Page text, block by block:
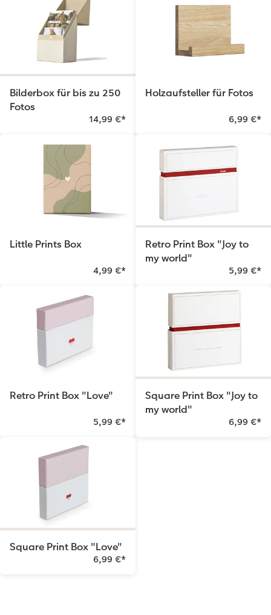
Bilderbox für bis zu 250
Fotos
14,99 €*
Holzaufsteller für Fotos
6,99 €*
Little Prints Box
4,99 €*
Retro Print Box "Joy to
my world"
5,99 €*
Retro Print Box "Love"
5,99 €*
Square Print Box "Joy to
my world"
6,99 €*
Square Print Box "Love"
6,99 €*